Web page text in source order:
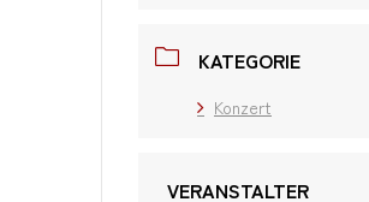
KATEGORIE
Konzert
VERANSTALTER